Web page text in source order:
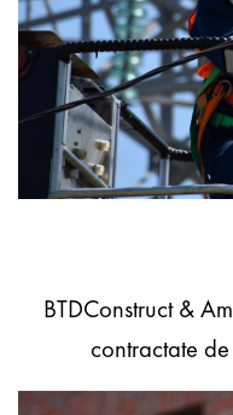
BTDConstruct &
contractate